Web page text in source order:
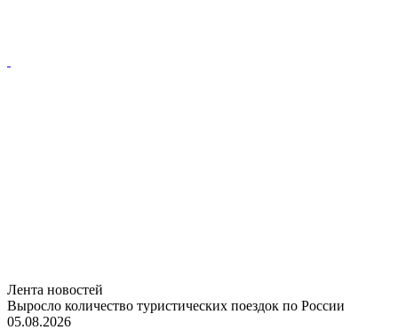
Лента новостей
Выросло количество туристических поездок по России
05.08.2026